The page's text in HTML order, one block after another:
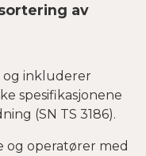
av
og inkluderer
spesifikasjonene
(SN TS 3186).
og operatører med